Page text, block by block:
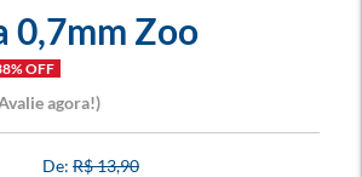
0,7mm Zoo
OFF
agora!
R$ 13,90